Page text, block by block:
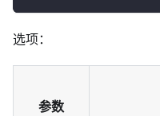
选项：
参数